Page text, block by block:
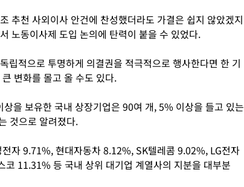
추천 사외이사 안건에 찬성했더라도 가결은 쉽지 않았겠지
노동이사제 도입 논의에 탄력이 붙을 수 있었다.
립적으로 투명하게 의결권을 적극적으로 행사한다면 한 기
변화를 몰고 올 수도 있다.
을 보유한 국내 상장기업은 90여 개, 5% 이상을 들고 있는
것으로 알려졌다.
자 9.71%, 현대자동차 8.12%, SK텔레콤 9.02%, LG전자
11.31% 등 국내 상위 대기업 계열사의 지분을 대부분